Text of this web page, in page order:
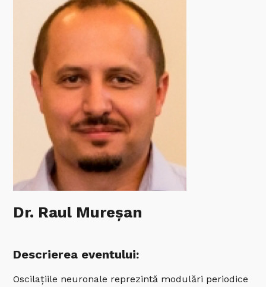
Dr. Raul Mureșan
Descrierea eventului:
Oscilațiile neuronale reprezintă modulări periodice